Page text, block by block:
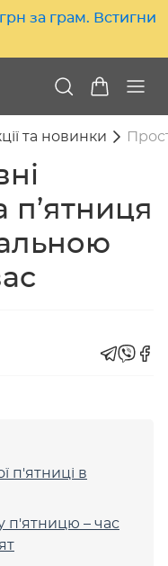
за грам. Встигни
та новинки
п'ятниці в
п'ятницю – час